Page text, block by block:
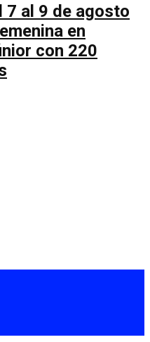
7 al 9 de agosto
en
con 220